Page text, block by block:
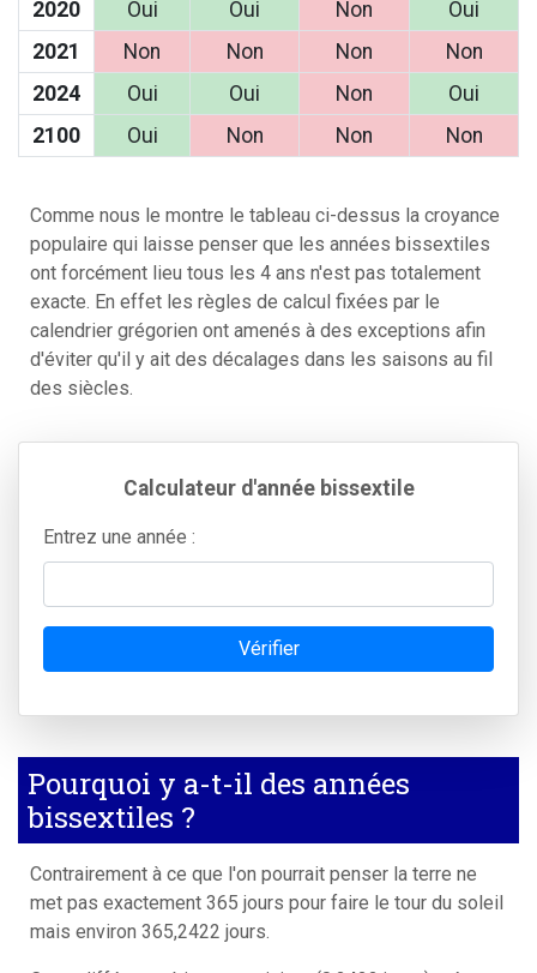
2020
Oui Oui Non
Oui
2021
Non Non Non
Non
2024
Oui Oui Non
Oui
2100
Oui Non Non Non
Comme nous le montre le tableau ci-dessus la croyance
populaire qui laisse penser que les années bissextiles
ont forcément lieu tous les 4 ans n'est pas totalement
exacte. En effet les règles de calcul fixées par le
calendrier grégorien ont amenés à des exceptions afin
d'éviter qu'il y ait des décalages dans les saisons au fil
des siècles.
Calculateur d'année bissextile
Entrez une année :
Vérifier
Pourquoi y a-t-il des années
bissextiles ?
Contrairement à ce que l'on pourrait penser la terre ne
met pas exactement 365 jours pour faire le tour du soleil
mais environ 365,2422 jours.